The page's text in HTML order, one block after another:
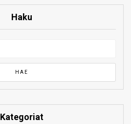
Haku
Kategoriat